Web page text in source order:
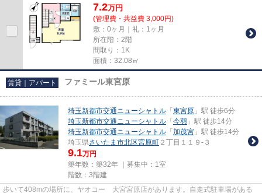
7.2万円
(管理費・共益費 3,000円)
敷：0ヶ月｜礼：1ヶ月
所在階：2階
間取り：1K
面積：32.08㎡
賃貸｜アパート ファミール東宮原
埼玉新都市交通ニューシャトル 「 東宮原 」駅 徒歩6分
埼玉新都市交通ニューシャトル 「 今羽 」駅 徒歩14分
埼玉新都市交通ニューシャトル 「 加茂宮 」駅 徒歩14分
埼玉県さいたま市北区宮原町 ２丁目１１９-３
9.1万円
築年数：築32年 ｜募集中： 1室
階数：3階建
歩いて408mの場所に、ヤオコー 大宮宮原店があります。自走式駐車場がある